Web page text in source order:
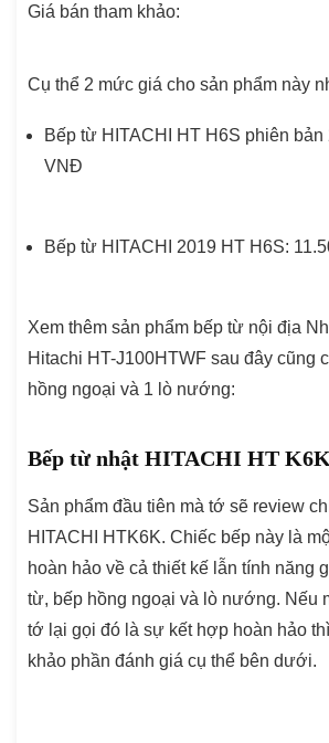
Giá bán tham khảo:
Cụ thể 2 mức giá cho sản phẩm này
Bếp từ HITACHI HT H6S phiên bản
VNĐ
Bếp từ HITACHI 2019 HT H6S:
Xem thêm sản phẩm bếp từ nội địa
Hitachi HT-J100HTWF sau đây cũng
hồng ngoại và 1 lò nướng:
Bếp từ nhật HITACHI HT K6K
Sản phẩm đầu tiên mà tớ sẽ review
HITACHI HTK6K. Chiếc bếp này là
hoàn hảo về cả thiết kế lẫn tính năng
từ, bếp hồng ngoại và lò nướng. Nếu
tớ lại gọi đó là sự kết hợp hoàn hảo
khảo phần đánh giá cụ thể bên dưới.